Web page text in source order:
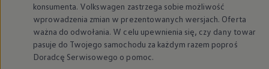
konsumenta. Volkswagen zastrzega sobie możliwość
wprowadzenia zmian w prezentowanych wersjach. Oferta
ważna do odwołania. W celu upewnienia się, czy dany towar
pasuje do Twojego samochodu za każdym razem poproś
Doradcę Serwisowego o pomoc.